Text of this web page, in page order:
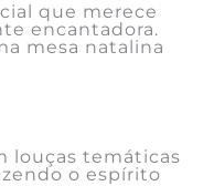
que merece
encantadora.
mesa natalina
louças temáticas
o espírito